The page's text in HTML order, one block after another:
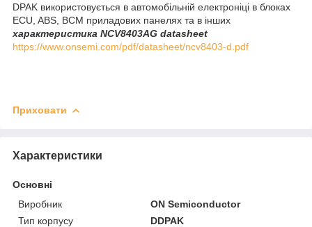
DPAK використовується в автомобільній електроніці в блоках
ECU, ABS, BCM приладових панелях та в інших
характеристика NCV8403AG datasheet
https://www.onsemi.com/pdf/datasheet/ncv8403-d.pdf
Приховати
Характеристики
Основні
Виробник
ON Semiconductor
Тип корпусу
DDPAK